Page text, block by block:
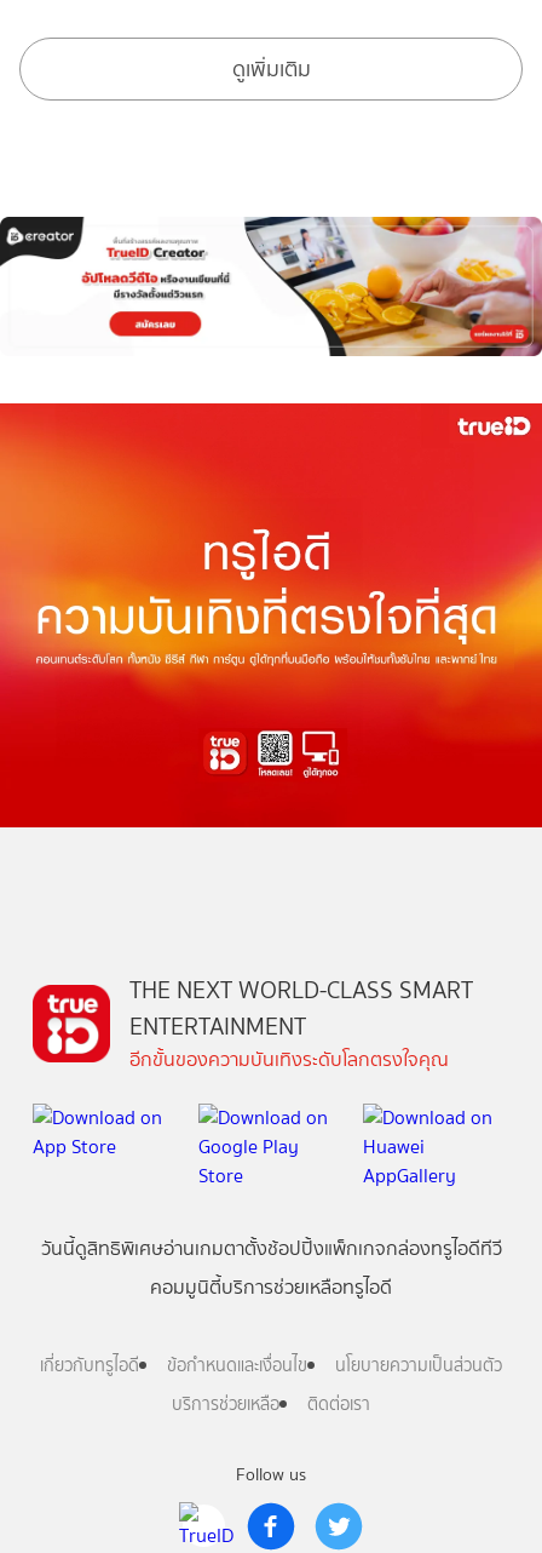
ดูเพิ่มเติม
Follow us
THE NEXT WORLD-CLASS SMART
ENTERTAINMENT
อีกขั้นของความบันเทิงระดับโลกตรงใจคุณ
วันนี้ดูสิทธิพิเศษอ่านเกมตาตั้งช้อปปิ้งแพ็กเกจกล่องทรูไอดีทีวี
คอมมูนิตี้บริการช่วยเหลือทรูไอดี
เกี่ยวกับทรูไอดี ข้อกำหนดและเงื่อนไข
นโยบายความเป็นส่วนตัว
บริการช่วยเหลือ
ติดต่อเรา